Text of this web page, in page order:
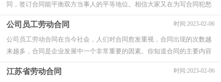
同，签订合同能平衡双方当事人的平等地位。相信大家又在为写合同犯愁
公司员工劳动合同 时间:2023-02-06
公司员工劳动合同在当今社会，人们对合同愈发重视，合同出现的次数越
来越多，合同是企业发展中一个非常重要的因素。你知道合同的主要内容
江苏省劳动合同 时间:2023-02-06